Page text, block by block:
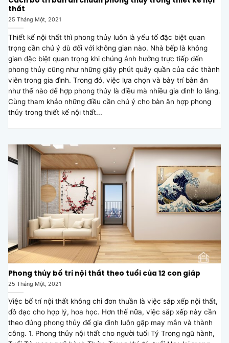
thất
25 Tháng Một, 2021
Thiết kế nội thất thì phong thủy luôn là yếu tố đặc biệt quan
trọng cần chú ý dù đối với không gian nào. Nhà bếp là không
gian đặc biệt quan trọng khi chúng ảnh hưởng trực tiếp đến
phong thủy cũng như những giây phút quây quần của các thành
viên trong gia đình. Trong đó, việc lựa chọn và bày trí bàn ăn
như thế nào để hợp phong thủy là điều mà nhiều gia đình lo lắng.
Cùng tham khảo những điều cần chú ý cho bàn ăn hợp phong
thủy trong thiết kế nội thất...
Phong thủy bố trí nội thất theo tuổi của 12 con giáp
25 Tháng Một, 2021
Việc bố trí nội thất không chỉ đơn thuần là việc sắp xếp nội thất,
đồ đạc cho hợp lý, hoa học. Hơn thế nữa, việc sắp xếp này cần
theo đúng phong thủy để gia đình luôn gặp may mắn và thành
công. 1. Phong thủy nội thất cho người tuổi Tý Trong ngũ hành,